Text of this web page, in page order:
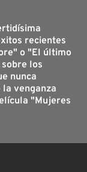
recientes
o "El último
los
nunca
venganza
"Mujeres